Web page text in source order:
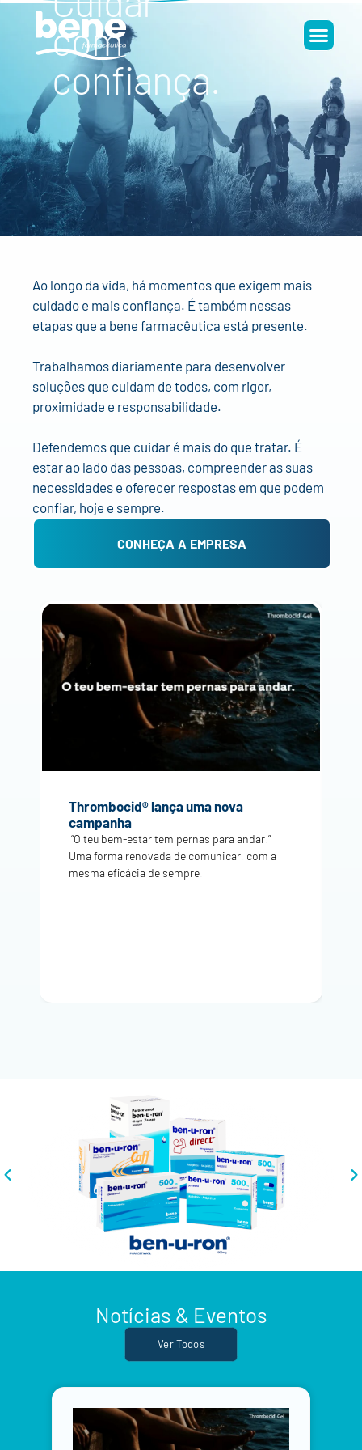
com
confiança.
Ao longo da vida, há momentos que exigem mais
cuidado e mais confiança. É também nessas
etapas que a bene farmacêutica está presente.
Trabalhamos diariamente para desenvolver
soluções que cuidam de todos, com rigor,
proximidade e responsabilidade.
Defendemos que cuidar é mais do que tratar. É
estar ao lado das pessoas, compreender as suas
necessidades e oferecer respostas em que podem
confiar, hoje e sempre.
CONHEÇA A EMPRESA
Thrombocid® lança uma nova
campanha
“O teu bem-estar tem pernas para andar.”
Uma forma renovada de comunicar, com a
mesma eficácia de sempre.
Notícias & Eventos​
Ver Todos